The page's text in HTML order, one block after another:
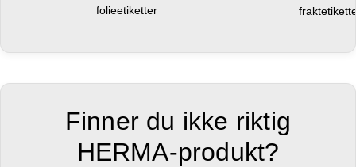
folieetiketter
Finner du ikke riktig
HERMA-produkt?